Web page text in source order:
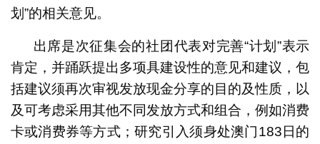
划”的相关意见。
出席是次征集会的社团代表对完善“计划”表示
肯定，并踊跃提出多项具建设性的意见和建议，包
括建议须再次审视发放现金分享的目的及性质，以
及可考虑采用其他不同发放方式和组合，例如消费
卡或消费券等方式；研究引入须身处澳门183日的